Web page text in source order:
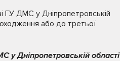
ГУ ДМС у Дніпропетровській
або до третьої
у Дніпропетровській області